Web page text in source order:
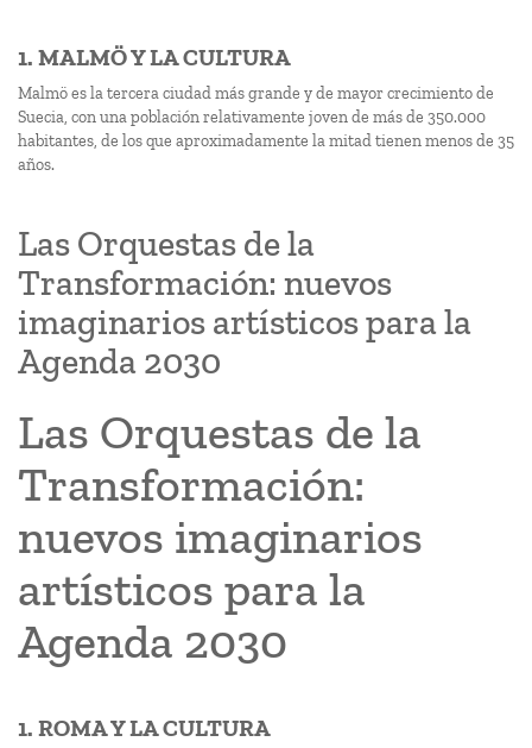
1. MALMÖ Y LA CULTURA
Malmö es la tercera ciudad más grande y de mayor crecimiento de
Suecia, con una población relativamente joven de más de 350.000
habitantes, de los que aproximadamente la mitad tienen menos de 35
años.
Las Orquestas de la
Transformación: nuevos
imaginarios artísticos para la
Agenda 2030
Las Orquestas de la
Transformación:
nuevos imaginarios
artísticos para la
Agenda 2030
1. ROMA Y LA CULTURA